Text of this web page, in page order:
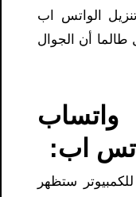
الواتس اب
أن الجوال
اب:
ستظهر